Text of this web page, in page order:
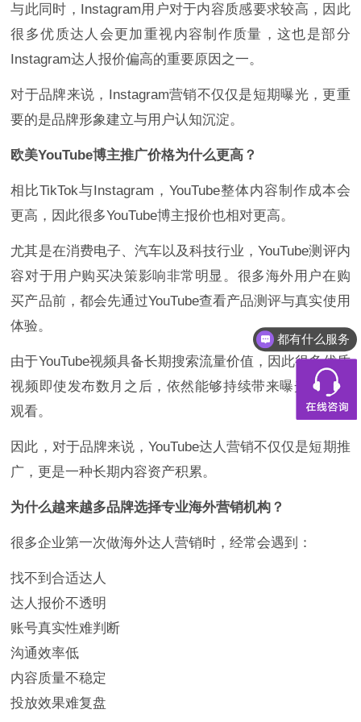
与此同时，Instagram用户对于内容质感要求较高，因此
很多优质达人会更加重视内容制作质量，这也是部分
Instagram达人报价偏高的重要原因之一。
对于品牌来说，Instagram营销不仅仅是短期曝光，更重
要的是品牌形象建立与用户认知沉淀。
欧美YouTube博主推广价格为什么更高？
相比TikTok与Instagram，YouTube整体内容制作成本会
更高，因此很多YouTube博主报价也相对更高。
尤其是在消费电子、汽车以及科技行业，YouTube测评内
容对于用户购买决策影响非常明显。很多海外用户在购
买产品前，都会先通过YouTube查看产品测评与真实使用
体验。
由于YouTube视频具备长期搜索流量价值，因此很多优质
视频即使发布数月之后，依然能够持续带来曝光与用户
观看。
因此，对于品牌来说，YouTube达人营销不仅仅是短期推
广，更是一种长期内容资产积累。
为什么越来越多品牌选择专业海外营销机构？
很多企业第一次做海外达人营销时，经常会遇到：
找不到合适达人
达人报价不透明
账号真实性难判断
沟通效率低
内容质量不稳定
投放效果难复盘
都有什么服务